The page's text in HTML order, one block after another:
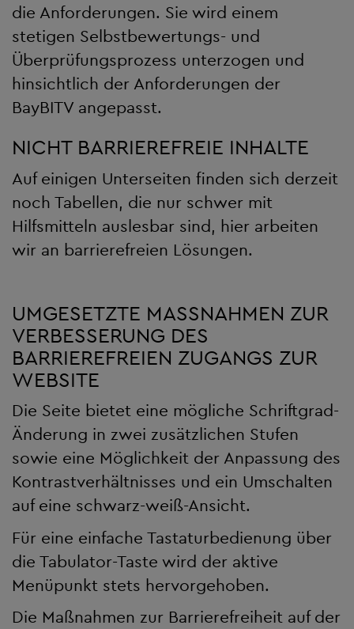
die Anforderungen. Sie wird einem
stetigen Selbstbewertungs- und
Überprüfungsprozess unterzogen und
hinsichtlich der Anforderungen der
BayBITV angepasst.
NICHT BARRIEREFREIE INHALTE
Auf einigen Unterseiten finden sich derzeit
noch Tabellen, die nur schwer mit
Hilfsmitteln auslesbar sind, hier arbeiten
wir an barrierefreien Lösungen.
UMGESETZTE MASSNAHMEN ZUR V
ERBESSERUNG DES B
ARRIEREFREIEN ZUGANGS ZUR W
EBSITE
Die Seite bietet eine mögliche Schriftgrad-
Änderung in zwei zusätzlichen Stufen
sowie eine Möglichkeit der Anpassung des
Kontrastverhältnisses und ein Umschalten
auf eine schwarz-weiß-Ansicht.
Für eine einfache Tastaturbedienung über
die Tabulator-Taste wird der aktive
Menüpunkt stets hervorgehoben.
Die Maßnahmen zur Barrierefreiheit auf der